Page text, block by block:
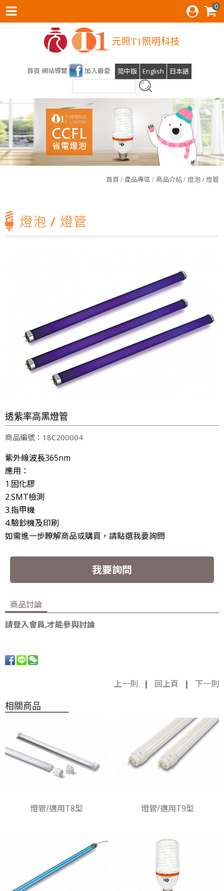
0
元照T1照明科技
首頁 網站導覽 加入最愛 简中版 English 日本語
首頁 產品專區 商品介紹 燈泡 / 燈管
雲林科技大學運動場及校區燈光設計，元照得標了！
雲林科技大學運動場及校區燈光設計，元照得標了！
光明T全能檯燈預計六月份上線
會員後台
【第198集 心視界】 ✅本集邀請到的來賓是
燈泡 / 燈管
透紫率高黑燈管
商品編號：18C200004
紫外線波長365nm
應用：
1.固化膠
2.SMT檢測
3.指甲機
4.驗鈔機及印刷
如需進一步瞭解商品或購買，請點選我要詢問
我要詢問
商品討論
請登入會員,才能參與討論
上一則 | 回上頁 | 下一則
相關商品
燈管/適用T8型 燈管/適用T9型